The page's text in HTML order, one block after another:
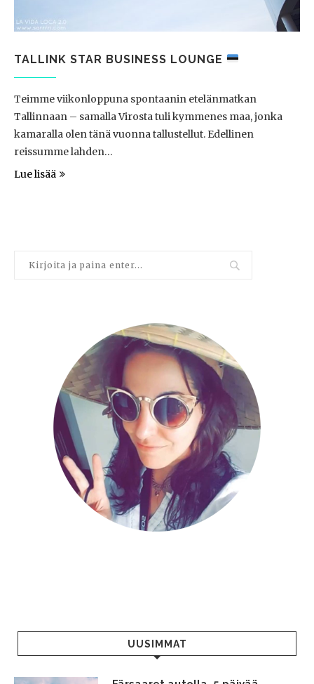
TALLINK STAR BUSINESS LOUNGE
Teimme viikonloppuna spontaanin etelänmatkan
Tallinnaan – samalla Virosta tuli kymmenes maa, jonka
kamaralla olen tänä vuonna tallustellut. Edellinen
reissumme lahden…
Lue lisää
UUSIMMAT